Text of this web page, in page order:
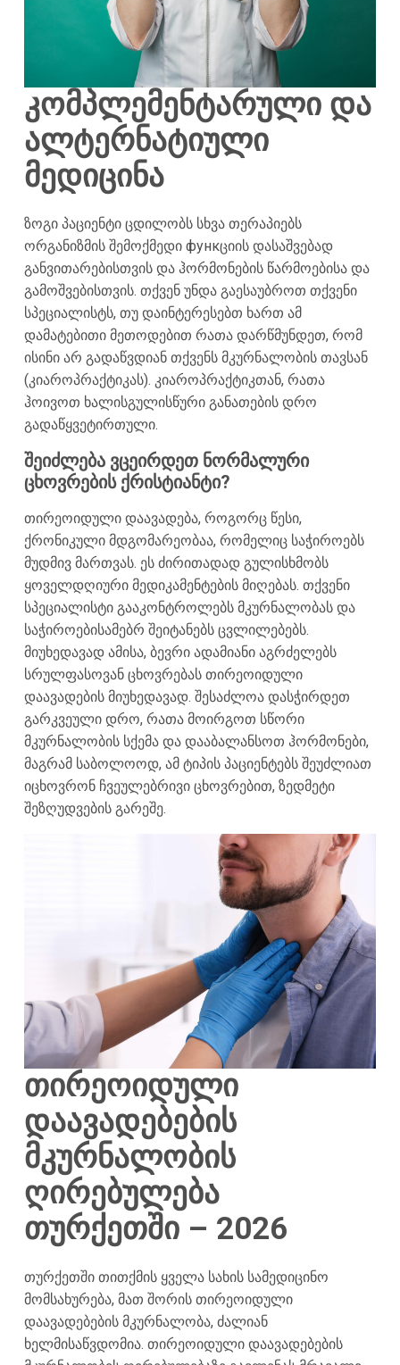
კომპლემენტარული და
ალტერნატიული
მედიცინა
ზოგი პაციენტი ცდილობს სხვა თერაპიებს
ორგანიზმის შემოქმედი функციის დასაშვებად
განვითარებისთვის და ჰორმონების წარმოებისა და
გამოშვებისთვის. თქვენ უნდა გაესაუბროთ თქვენი
სპეციალისტს, თუ დაინტერესებთ ხართ ამ
დამატებითი მეთოდებით რათა დარწმუნდეთ, რომ
ისინი არ გადაწვდიან თქვენს მკურნალობის თავსან
(კიაროპრაქტიკას). კიაროპრაქტიკთან, რათა
ჰოივოთ ხალისგულისწური განათების დრო
გადაწყვეტირთული.
შეიძლება ვცეირდეთ ნორმალური
ცხოვრების ქრისტიანტი?
თირეოიდული დაავადება, როგორც წესი,
ქრონიკული მდგომარეობაა, რომელიც საჭიროებს
მუდმივ მართვას. ეს ძირითადად გულისხმობს
ყოველდღიური მედიკამენტების მიღებას. თქვენი
სპეციალისტი გააკონტროლებს მკურნალობას და
საჭიროებისამებრ შეიტანებს ცვლილებებს.
მიუხედავად ამისა, ბევრი ადამიანი აგრძელებს
სრულფასოვან ცხოვრებას თირეოიდული
დაავადების მიუხედავად. შესაძლოა დასჭირდეთ
გარკვეული დრო, რათა მოირგოთ სწორი
მკურნალობის სქემა და დააბალანსოთ ჰორმონები,
მაგრამ საბოლოოდ, ამ ტიპის პაციენტებს შეუძლიათ
იცხოვრონ ჩვეულებრივი ცხოვრებით, ზედმეტი
შეზღუდვების გარეშე.
თირეოიდული
დაავადებების
მკურნალობის
ღირებულება
თურქეთში – 2026
თურქეთში თითქმის ყველა სახის სამედიცინო
მომსახურება, მათ შორის თირეოიდული
დაავადებების მკურნალობა, ძალიან
ხელმისაწვდომია. თირეოიდული დაავადებების